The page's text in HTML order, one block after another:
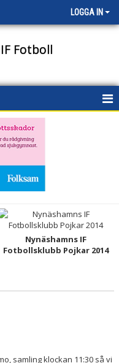
LOGGA IN
Fotboll
Nynäshamns IF
Fotbollsklubb Pojkar 2014
samling klockan 11:30 så vi